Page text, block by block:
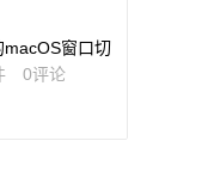
macOS窗口切
0评论